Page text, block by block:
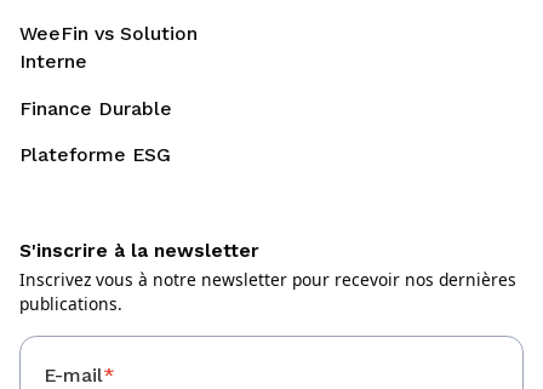
WeeFin vs Solution
Interne
Finance Durable
Plateforme ESG
S'inscrire à la newsletter
Inscrivez vous à notre newsletter pour recevoir nos dernières
publications.
E-mail*